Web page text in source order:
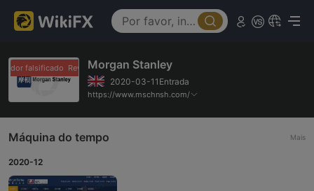
falsificado Revendedor falsificado
Morgan Stanley
2020-03-11Entrada
https://www.mschnsh.com/
Máquina do tempo Mais
2020-12